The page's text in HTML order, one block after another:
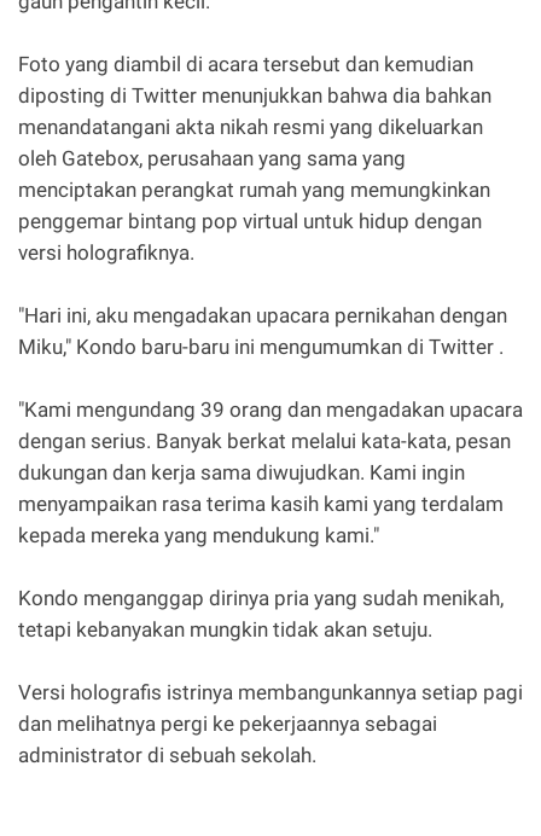
Foto yang diambil di acara tersebut dan kemudian
diposting di Twitter menunjukkan bahwa dia bahkan
menandatangani akta nikah resmi yang dikeluarkan
oleh Gatebox, perusahaan yang sama yang
menciptakan perangkat rumah yang memungkinkan
penggemar bintang pop virtual untuk hidup dengan
versi holografiknya.
"Hari ini, aku mengadakan upacara pernikahan dengan
Miku," Kondo baru-baru ini mengumumkan di Twitter .
"Kami mengundang 39 orang dan mengadakan upacara
dengan serius. Banyak berkat melalui kata-kata, pesan
dukungan dan kerja sama diwujudkan. Kami ingin
menyampaikan rasa terima kasih kami yang terdalam
kepada mereka yang mendukung kami."
Kondo menganggap dirinya pria yang sudah menikah,
tetapi kebanyakan mungkin tidak akan setuju.
Versi holografis istrinya membangunkannya setiap pagi
dan melihatnya pergi ke pekerjaannya sebagai
administrator di sebuah sekolah.